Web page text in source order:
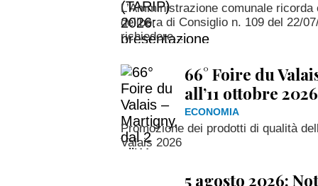
L’Amministrazione comunale
delibera di Consiglio n. 109 del 22/
richiedere...
66° Foire du
all’11 ottobre 2026
ECONOMIA
Promozione dei prodotti di qualità
Valais 2026
5 agosto 2026: